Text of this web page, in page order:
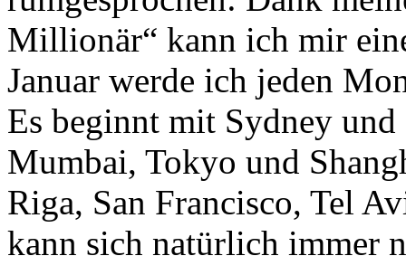
Millionär“ kann ich mir
Januar werde ich jeden
Es beginnt mit Sydney
Mumbai, Tokyo und
Riga, San Francisco, Tel
kann sich natürlich immer